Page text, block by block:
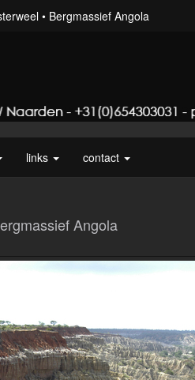
Bergmassief Angola
links contact
Angola